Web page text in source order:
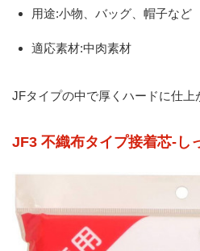
用途:小物、バッグ、帽子など
適応素材:中肉素材
JFタイプの中で厚くハードに仕上
JF3 不織布タイプ接着芯-し